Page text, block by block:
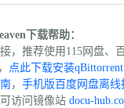
下载帮助：
，推荐使用115网盘、
， 点此下载安装qBittorrent
， 手机版百度网盘离线
访问镜像站 docu-